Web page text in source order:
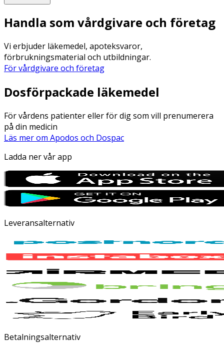
Handla som vårdgivare och företag
Vi erbjuder läkemedel, apoteksvaror,
förbrukningsmaterial och utbildningar.
För vårdgivare och företag
Dosförpackade läkemedel
För vårdens patienter eller för dig som vill prenumerera
på din medicin
Läs mer om Apodos och Dospac
Ladda ner vår app
Leveransalternativ
Betalningsalternativ